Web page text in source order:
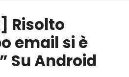
Risolto
email si è
Su Android